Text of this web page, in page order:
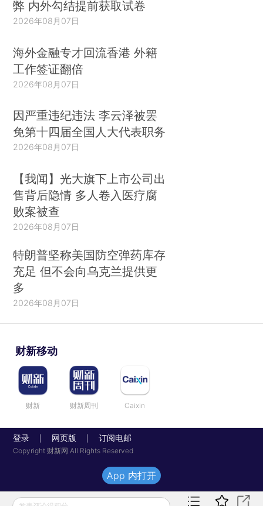
弊 内外勾结提前获取试卷
2026年08月07日
海外金融专才回流香港 外籍
工作签证翻倍
2026年08月07日
因严重违纪违法 李云泽被罢
免第十四届全国人大代表职务
2026年08月07日
【我闻】光大旗下上市公司出
售背后隐情 多人卷入医疗腐
败案被查
2026年08月07日
特朗普坚称美国防空弹药库存
充足 但不会向乌克兰提供更
多
2026年08月07日
财新移动
财新 财新周刊 Caixin
登录 网页版 订阅电邮
Copyright 财新网 All Rights Reserved
App 内打开